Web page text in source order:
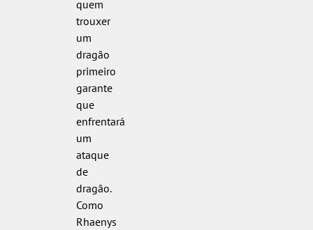
quem
trouxer
um
dragão
primeiro
garante
que
enfrentará
um
ataque
de
dragão.
Como
Rhaenys